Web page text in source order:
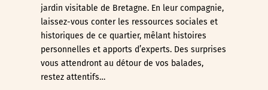
jardin visitable de Bretagne. En leur compagnie,
laissez-vous conter les ressources sociales et
historiques de ce quartier, mêlant histoires
personnelles et apports d’experts. Des surprises
vous attendront au détour de vos balades,
restez attentifs…